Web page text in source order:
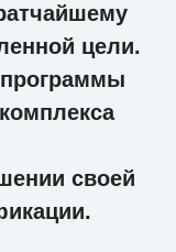
цели.
своей